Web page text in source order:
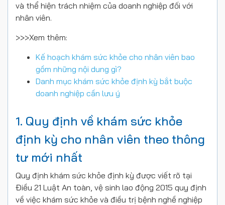
và thể hiện trách nhiệm của doanh nghiệp đối với
nhân viên.
>>>Xem thêm:
Kế hoạch khám sức khỏe cho nhân viên bao
gồm những nội dung gì?
Danh mục khám sức khỏe định kỳ bắt buộc
doanh nghiệp cần lưu ý
1. Quy định về khám sức khỏe
định kỳ cho nhân viên theo thông
tư mới nhất
Quy định khám sức khỏe định kỳ được viết rõ tại
Điều 21 Luật An toàn, vệ sinh lao động 2015 quy định
về việc khám sức khỏe và điều trị bệnh nghề nghiệp